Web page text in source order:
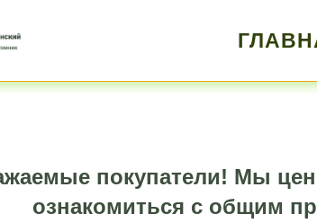
покупатели! Мы
ознакомиться с общим